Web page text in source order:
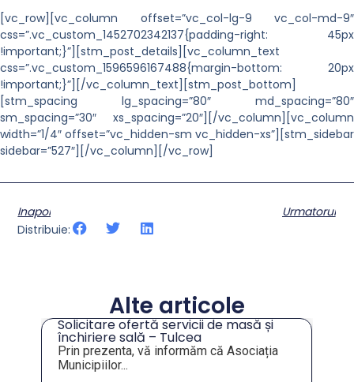
[vc_row][vc_column offset=”vc_col-lg-9 vc_col-md-9″
css=”.vc_custom_1452702342137{padding-right: 45px
!important;}”][stm_post_details][vc_column_text
css=”.vc_custom_1596596167488{margin-bottom: 20px
!important;}”][/vc_column_text][stm_post_bottom]
[stm_spacing lg_spacing=”80″ md_spacing=”80″
sm_spacing=”30″ xs_spacing=”20″][/vc_column][vc_column
width=”1/4″ offset=”vc_hidden-sm vc_hidden-xs”][stm_sidebar
sidebar=”527″][/vc_column][/vc_row]
Inapoi
Urmatorul
Distribuie:
Alte articole
Solicitare ofertă servicii de masă și
închiriere sală – Tulcea
Prin prezenta, vă informăm că Asociația
Municipiilor...